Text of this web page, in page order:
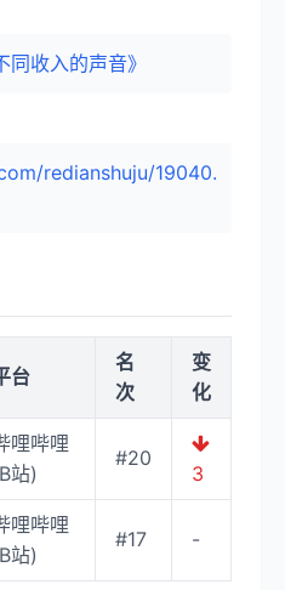
收入的声音》
redianshuju/19040.
台
名
次
变
化
哩哔哩
站)
#20
3
哩哔哩
站)
#17 -